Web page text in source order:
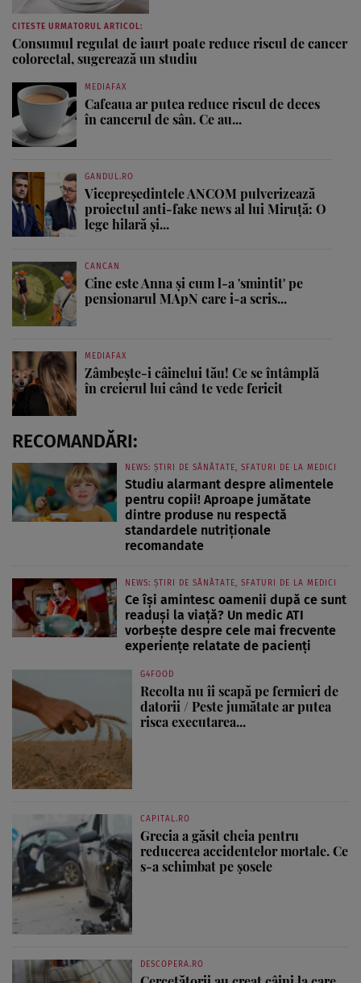
CITESTE URMATORUL ARTICOL:
Consumul regulat de iaurt poate reduce riscul de cancer
colorectal, sugerează un studiu
MEDIAFAX
Cafeaua ar putea reduce riscul de deces
în cancerul de sân. Ce au...
GANDUL.RO
Vicepreședintele ANCOM pulverizează
proiectul anti-fake news al lui Miruță: O
lege hilară și...
CANCAN
Cine este Anna și cum l-a 'smintit' pe
pensionarul MApN care i-a scris...
MEDIAFAX
Zâmbește-i câinelui tău! Ce se întâmplă
în creierul lui când te vede fericit
RECOMANDĂRI:
NEWS: ȘTIRI DE SĂNĂTATE, SFATURI DE LA MEDICI
Studiu alarmant despre alimentele
pentru copii! Aproape jumătate
dintre produse nu respectă
standardele nutriționale
recomandate
NEWS: ȘTIRI DE SĂNĂTATE, SFATURI DE LA MEDICI
Ce își amintesc oamenii după ce sunt
readuși la viață? Un medic ATI
vorbește despre cele mai frecvente
experiențe relatate de pacienți
G4FOOD
Recolta nu îi scapă pe fermieri de
datorii / Peste jumătate ar putea
risca executarea...
CAPITAL.RO
Grecia a găsit cheia pentru
reducerea accidentelor mortale. Ce
s-a schimbat pe șosele
DESCOPERA.RO